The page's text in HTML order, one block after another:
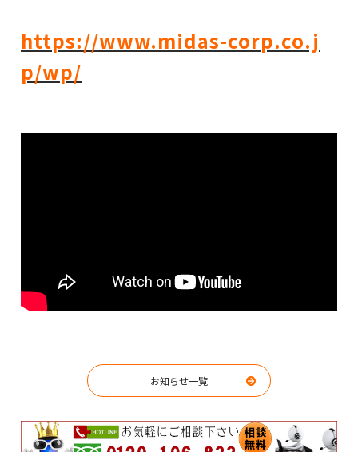
https://www.midas-corp.co.j
p/wp/
お知らせ一覧